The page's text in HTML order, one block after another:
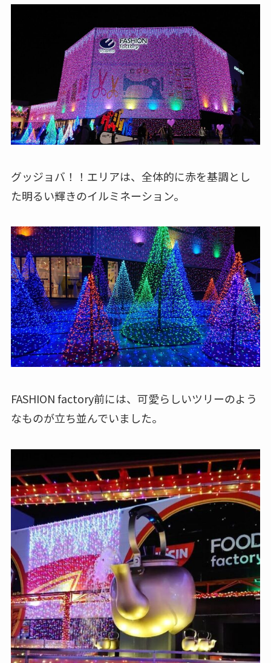
グッジョバ！！エリアは、全体的に赤を基調とし
た明るい輝きのイルミネーション。
FASHION factory前には、可愛らしいツリーのよう
なものが立ち並んでいました。